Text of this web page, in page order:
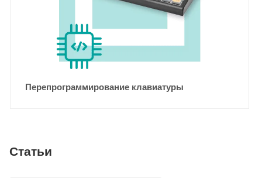
Перепрограммирование клавиатуры
Статьи